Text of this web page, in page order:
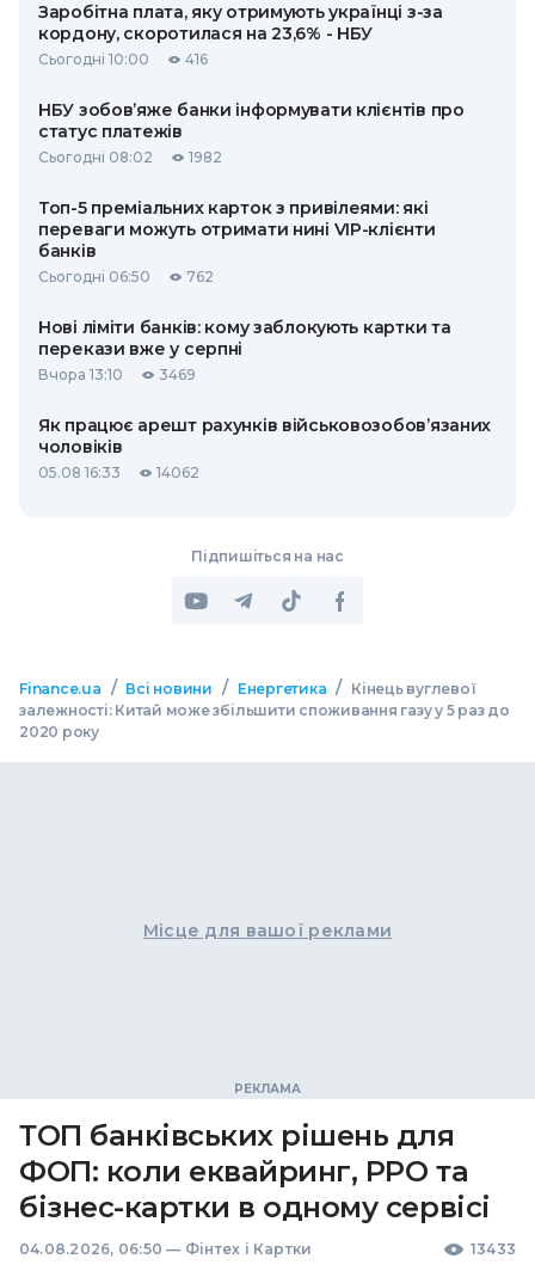
Заробітна плата, яку отримують українці з-за
кордону, скоротилася на 23,6% - НБУ
Сьогодні 10:00 416
НБУ зобов’яже банки інформувати клієнтів про
статус платежів
Сьогодні 08:02 1982
Топ-5 преміальних карток з привілеями: які
переваги можуть отримати нині VIP-клієнти
банків
Сьогодні 06:50 762
Нові ліміти банків: кому заблокують картки та
перекази вже у серпні
Вчора 13:10 3469
Як працює арешт рахунків військовозобов’язаних
чоловіків
05.08 16:33 14062
Підпишіться на нас
Finance.ua / Всі новини / Енергетика / Кінець вуглевої
залежності: Китай може збільшити споживання газу у 5 раз до
2020 року
Місце для вашої реклами
ТОП банківських рішень для
ФОП: коли еквайринг, РРО та
бізнес-картки в одному сервісі
04.08.2026, 06:50 — Фінтех і Картки 13433